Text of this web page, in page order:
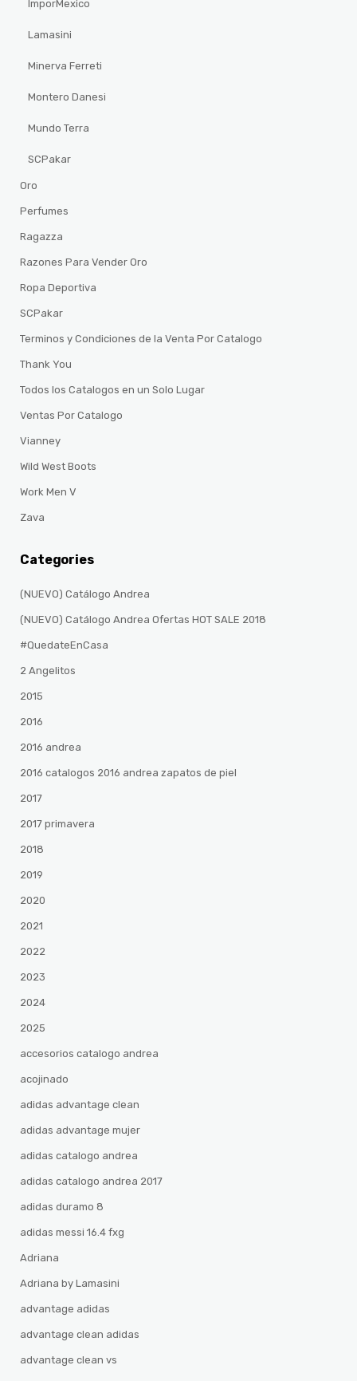
ImporMexico
Lamasini
Minerva Ferreti
Montero Danesi
Mundo Terra
SCPakar
Oro
Perfumes
Ragazza
Razones Para Vender Oro
Ropa Deportiva
SCPakar
Terminos y Condiciones de la Venta Por Catalogo
Thank You
Todos los Catalogos en un Solo Lugar
Ventas Por Catalogo
Vianney
Wild West Boots
Work Men V
Zava
Categories
(NUEVO) Catálogo Andrea
(NUEVO) Catálogo Andrea Ofertas HOT SALE 2018
#QuedateEnCasa
2 Angelitos
2015
2016
2016 andrea
2016 catalogos 2016 andrea zapatos de piel
2017
2017 primavera
2018
2019
2020
2021
2022
2023
2024
2025
accesorios catalogo andrea
acojinado
adidas advantage clean
adidas advantage mujer
adidas catalogo andrea
adidas catalogo andrea 2017
adidas duramo 8
adidas messi 16.4 fxg
Adriana
Adriana by Lamasini
advantage adidas
advantage clean adidas
advantage clean vs